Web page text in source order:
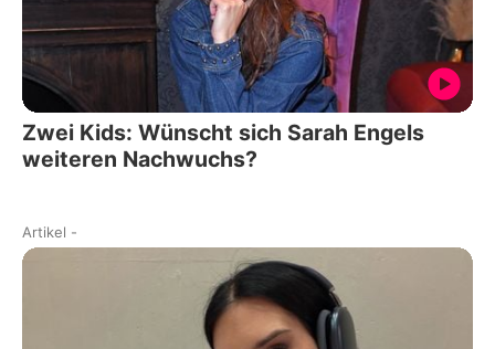
Zwei Kids: Wünscht sich Sarah Engels
weiteren Nachwuchs?
Artikel -